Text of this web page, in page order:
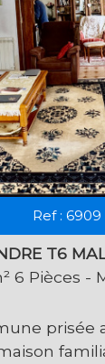
Ref : 6909
T6
6 Pièces -
prisée